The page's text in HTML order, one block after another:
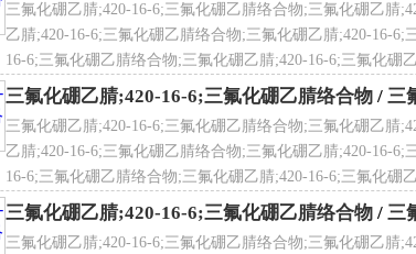
三氟化硼乙腈;420-16-6;三氟化硼乙腈络合物;三氟化硼乙腈
乙腈;420-16-6;三氟化硼乙腈络合物;三氟化硼乙腈;420-16-6;
16-6;三氟化硼乙腈络合物;三氟化硼乙腈;420-16-6;三氟化硼
化硼乙腈络合物;三氟化硼乙腈;420-16-6;三氟化硼乙腈络合
三氟化硼乙腈;420-16-6;三氟化硼乙腈络合物 / 三
三氟化硼乙腈;420-16-6;三氟化硼乙腈络合物;三氟化硼乙腈
乙腈;420-16-6;三氟化硼乙腈络合物;三氟化硼乙腈;420-16-6;
16-6;三氟化硼乙腈络合物;三氟化硼乙腈;420-16-6;三氟化硼
化硼乙腈络合物;三氟化硼乙腈;420-16-6;三氟化硼乙腈络合
三氟化硼乙腈;420-16-6;三氟化硼乙腈络合物 / 三
三氟化硼乙腈;420-16-6;三氟化硼乙腈络合物;三氟化硼乙腈